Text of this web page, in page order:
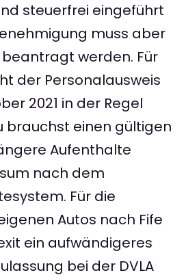
steuerfrei eingeführt
muss aber
werden. Für
der Personalausweis
2021 in der Regel
brauchst einen gültigen
Aufenthalte
nach dem
Für die
Autos nach Fife
ein aufwändigeres
bei der DVLA